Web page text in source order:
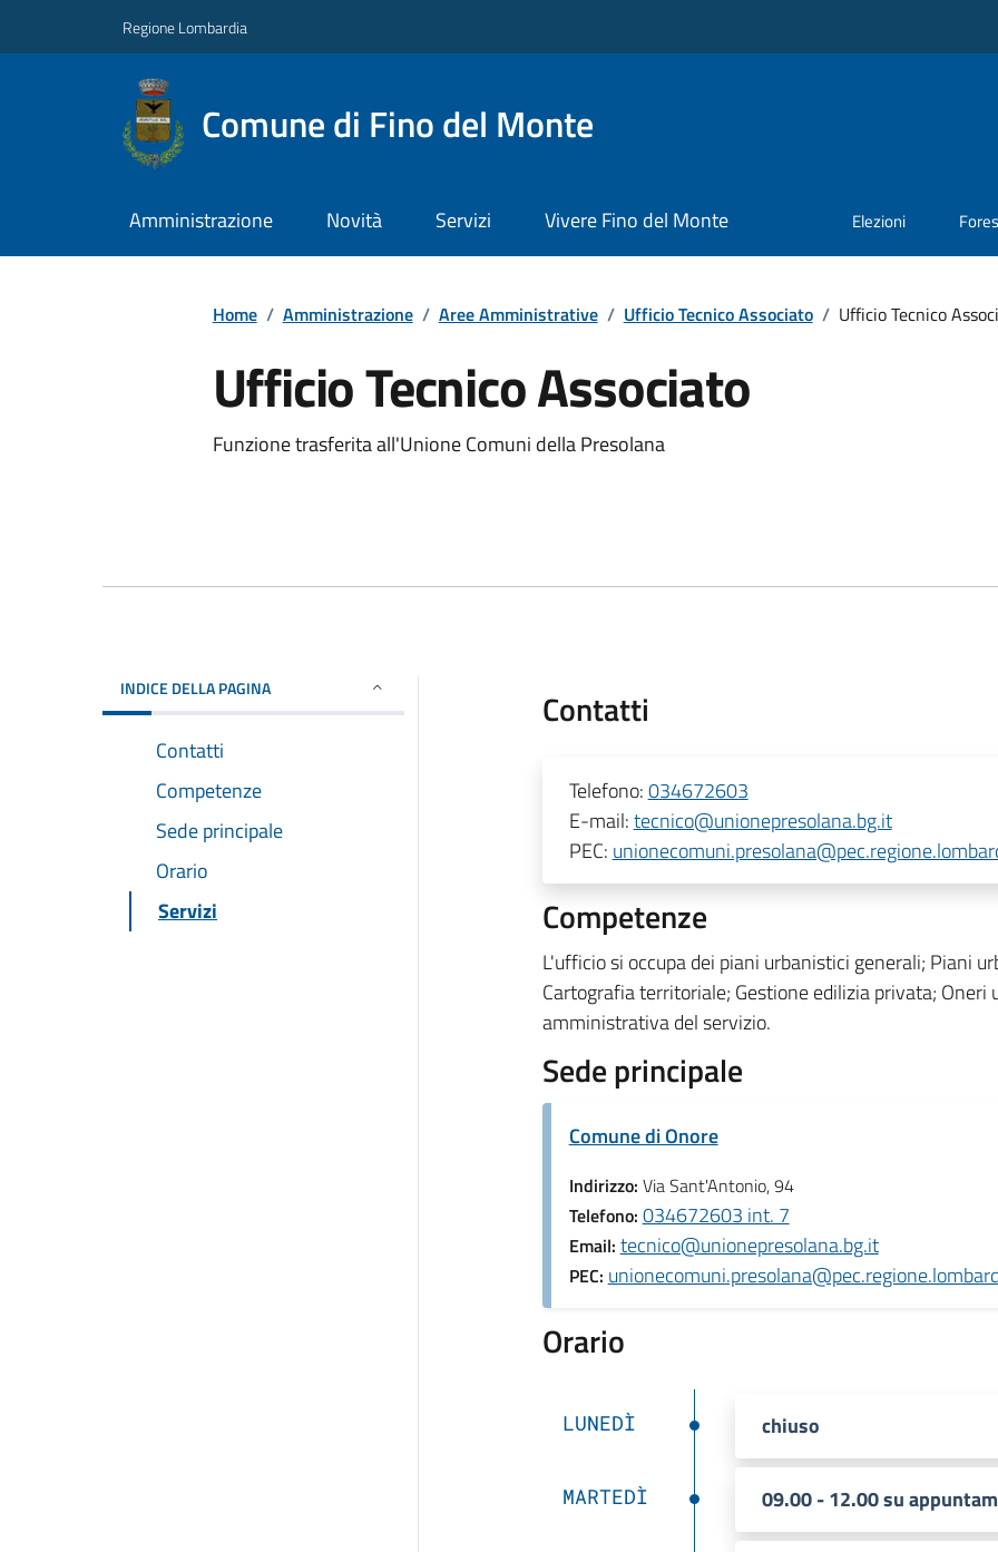
Regione Lombardia
Comune di Fino del Monte
Amministrazione Novità Servizi Vivere Fino del Monte Elezioni
Home / Amministrazione / Aree Amministrative / Ufficio Tecnico Associato / Ufficio Tecnico
Ufficio Tecnico Associato
Funzione trasferita all'Unione Comuni della Presolana
INDICE DELLA PAGINA
Contatti
Competenze
Sede principale
Orario
Servizi
Contatti
Telefono:034672603
E-mail:tecnico@unionepresolana.bg.it
PEC:
Competenze
L'ufficio si occupa dei piani urbanistici generali; Piani
Cartografia territoriale; Gestione edilizia privata;
amministrativa del servizio.
Sede principale
Comune di Onore
Indirizzo: Via Sant'Antonio, 94
Telefono: 034672603 int. 7
Email: tecnico@unionepresolana.bg.it
PEC:
Orario
LUNEDÌ chiuso
MARTEDÌ 09.00 - 12.00 su